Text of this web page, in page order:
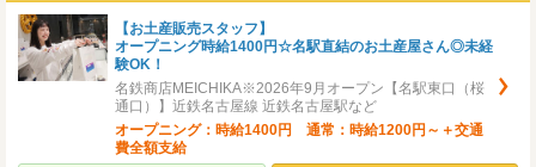
【お土産販売スタッフ】
オープニング時給1400円☆名駅直結のお土産屋さん◎未経
験OK！
名鉄商店MEICHIKA※2026年9月オープン【名駅東口（桜
通口）】近鉄名古屋線 近鉄名古屋駅など
オープニング：時給1400円 通常：時給1200円～＋交通
費全額支給